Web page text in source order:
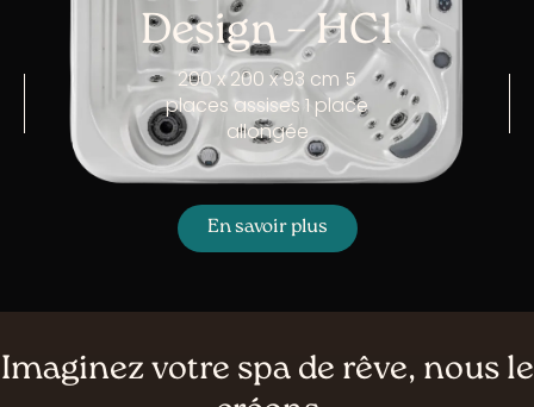
Design – HC1
200 x 200 x 93 cm 5
places assises 1 place
allongée
En savoir plus
Imaginez votre spa de rêve, nous le